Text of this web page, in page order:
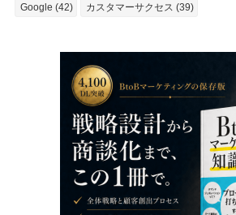
Google (42) カスタマーサクセス (39)